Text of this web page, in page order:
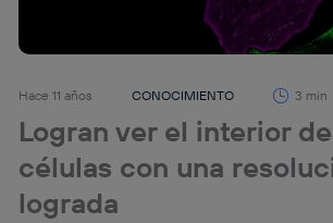
Hace 11 años CONOCIMIENTO 3 min
Logran ver el interior
células con una
lograda